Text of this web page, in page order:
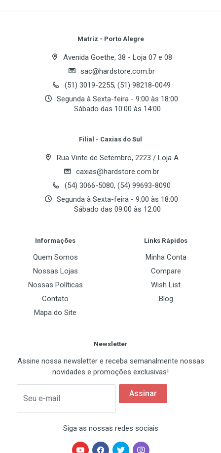
• Recarregável, de Íons de lítio.
sistema operacional
• Palm OS® 5.4 (Garnet)
• Slot para cartão de expansão SD, MMC ou SDIO.
• Suporte para acessórios através do Multi-conector
• Entrada para fones de ouvido estéreo, padrão
Your Name
Email Address
Matriz - Porto Alegre
Avenida Goethe, 38 - Loja 07 e 08
sac@hardstore.com.br
(51) 3019-2255, (51) 98218-0049
Segunda à Sexta-feira - 9:00 às 18:00
Sábado das 10:00 às 14:00
Filial - Caxias do Sul
Rua Vinte de Setembro, 2223 / Loja A
caxias@hardstore.com.br
(54) 3066-5080, (54) 99693-8090
Segunda à Sexta-feira - 9:00 às 18:00
Sábado das 09:00 às 12:00
Informações
Quem Somos
Nossas Lojas
Nossas Políticas
Contato
Mapa do Site
Links Rápidos
Minha Conta
Compare
Wish List
Blog
Newsletter
Assine nossa newsletter e receba semanalmente nossas
novidades e promoções exclusivas!
Seu e-mail
Assinar
Siga as nossas redes sociais